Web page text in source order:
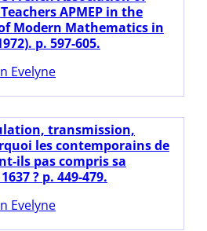
APMEP in the
Modern Mathematics in
p. 597-605.
Evelyne
transmission,
les contemporains de
ils pas compris sa
? p. 449-479.
Evelyne